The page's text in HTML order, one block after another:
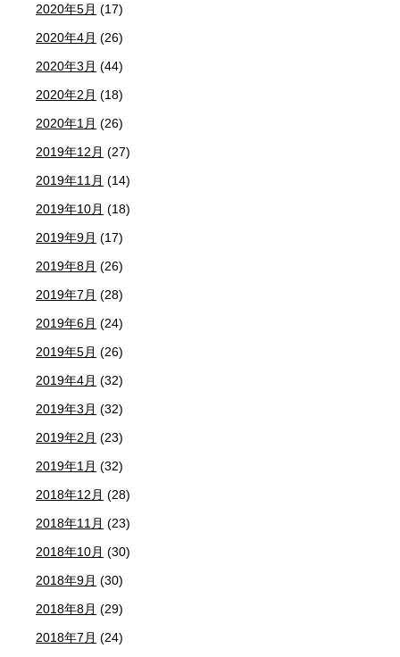
2020年5月 (17)
2020年4月 (26)
2020年3月 (44)
2020年2月 (18)
2020年1月 (26)
2019年12月 (27)
2019年11月 (14)
2019年10月 (18)
2019年9月 (17)
2019年8月 (26)
2019年7月 (28)
2019年6月 (24)
2019年5月 (26)
2019年4月 (32)
2019年3月 (32)
2019年2月 (23)
2019年1月 (32)
2018年12月 (28)
2018年11月 (23)
2018年10月 (30)
2018年9月 (30)
2018年8月 (29)
2018年7月 (24)